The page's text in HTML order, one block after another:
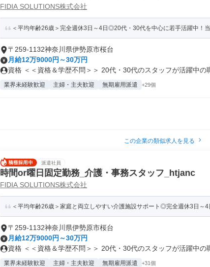
FIDIA SOLUTIONS株式会社
＜平均年齢26歳＞完全週休3日～4日◎20代・30代を中心に若手活躍中！
〒259-1132神奈川県伊勢原市桜台
月給12万9000円～30万円
資格 ＜＜資格＆学歴不問＞＞ 20代・30代のスタッフが活躍中の
業界未経験歓迎 主婦・主夫歓迎 無期雇用派遣 +29個
この企業の類似求人を見る
派遣社員
時間or曜日固定勤務_介護・事務スタッフ_htjanc
FIDIA SOLUTIONS株式会社
＜平均年齢26歳＞家庭と両立しやすい介護施設サポート◎完全週休3日
〒259-1132神奈川県伊勢原市桜台
月給12万9000円～30万円
資格 ＜＜資格＆学歴不問＞＞ 20代・30代のスタッフが活躍中の
業界未経験歓迎 主婦・主夫歓迎 無期雇用派遣 +31個